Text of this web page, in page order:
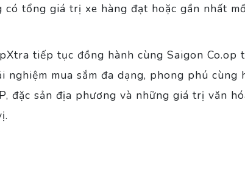
tổng giá trị xe hàng đạt hoặc gần nhất
tiếp tục đồng hành cùng Saigon
mua sắm đa dạng, phong phú
đặc sản địa phương và những giá trị văn